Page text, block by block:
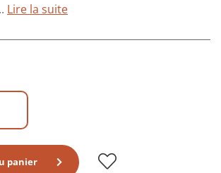
Lire la suite
panier